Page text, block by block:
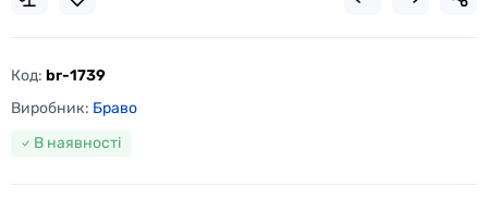
Код: br-1739
Виробник: Браво
В наявності